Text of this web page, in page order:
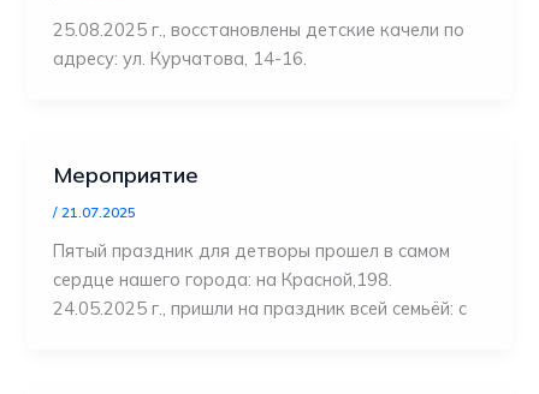
25.08.2025 г., восстановлены детские качели по
адресу: ул. Курчатова, 14-16.
Мероприятие
/21.07.2025
Пятый праздник для детворы прошел в самом
сердце нашего города: на Красной,198.
24.05.2025 г., пришли на праздник всей семьёй: с